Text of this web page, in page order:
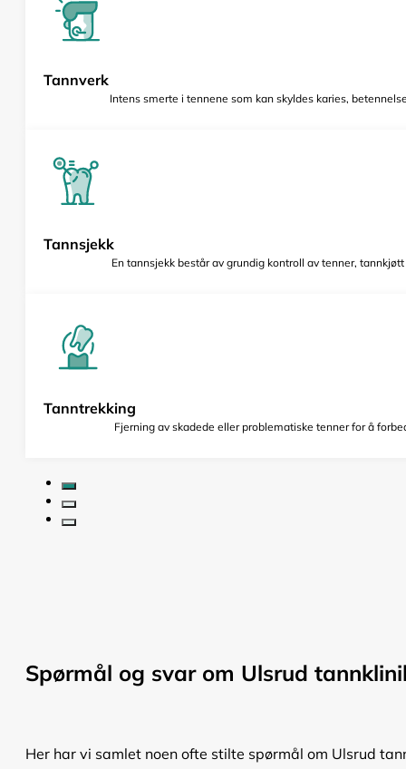
Tannverk
Intens smerte i tennene som kan skyldes karies,
Tannsjekk
En tannsjekk består av grundig kontroll av tenner,
Tanntrekking
Fjerning av skadede eller problematiske tenner for å
Spørmål og svar om Ulsrud
Her har vi samlet noen ofte stilte spørmål om Ulsrud